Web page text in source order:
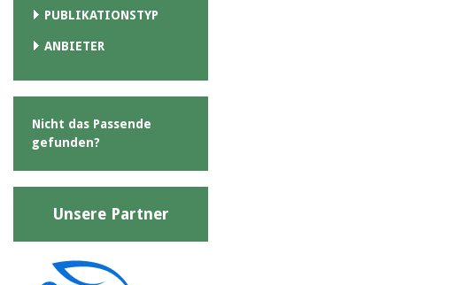
PUBLIKATIONSTYP
ANBIETER
Nicht das Passende
gefunden?
Unsere Partner